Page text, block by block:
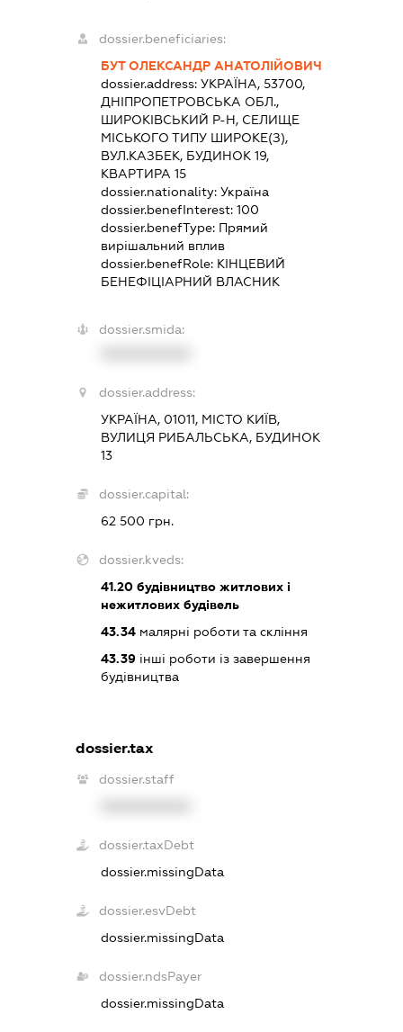
dossier.beneficiaries:
БУТ ОЛЕКСАНДР АНАТОЛІЙОВИЧ
dossier.address:УКРАЇНА, 53700,
ДНІПРОПЕТРОВСЬКА ОБЛ.,
ШИРОКІВСЬКИЙ Р-Н, СЕЛИЩЕ
МІСЬКОГО ТИПУ ШИРОКЕ(З),
ВУЛ.КАЗБЕК, БУДИНОК 19,
КВАРТИРА 15
dossier.nationality:Україна
dossier.benefInterest:100
dossier.benefType: Прямий
вирішальний вплив
dossier.benefRole: КІНЦЕВИЙ
БЕНЕФІЦІАРНИЙ ВЛАСНИК
dossier.smida:
dossier.address:
УКРАЇНА, 01011, МІСТО КИЇВ,
ВУЛИЦЯ РИБАЛЬСЬКА, БУДИНОК
13
dossier.capital:
62 500 грн.
dossier.kveds:
41.20 будівництво житлових і
нежитлових будівель
43.34 малярні роботи та скління
43.39 інші роботи із завершення
будівництва
dossier.tax
dossier.staff
dossier.taxDebt
dossier.missingData
dossier.esvDebt
dossier.missingData
dossier.ndsPayer
dossier.missingData